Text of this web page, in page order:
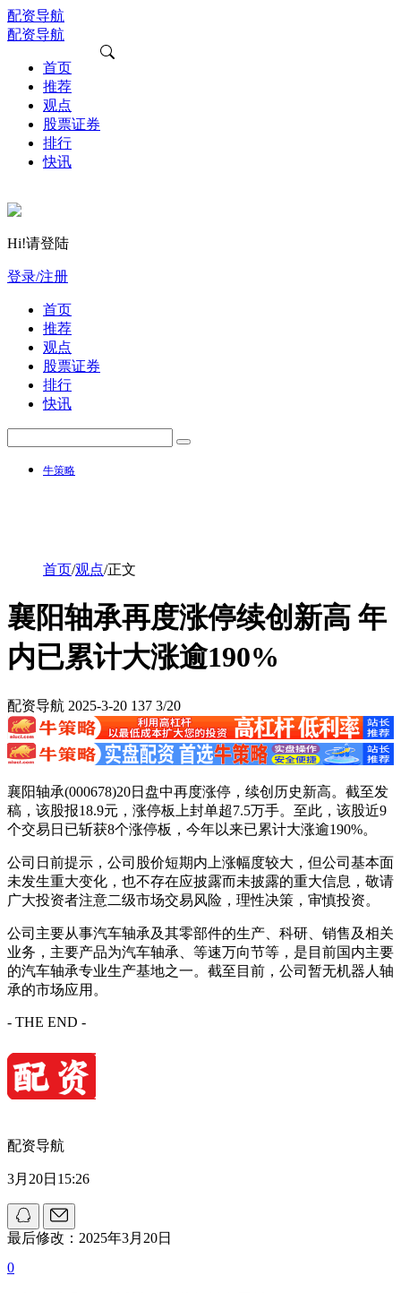
配资导航
配资导航
首页
推荐
观点
股票证券
排行
快讯
Hi!请登陆
登录/注册
首页
推荐
观点
股票证券
排行
快讯
牛策略
首页/观点/正文
襄阳轴承再度涨停续创新高 年
内已累计大涨逾190%
配资导航 2025-3-20 137 3/20
襄阳轴承(000678)20日盘中再度涨停，续创历史新高。截至发
稿，该股报18.9元，涨停板上封单超7.5万手。至此，该股近9
个交易日已斩获8个涨停板，今年以来已累计大涨逾190%。
公司日前提示，公司股价短期内上涨幅度较大，但公司基本面
未发生重大变化，也不存在应披露而未披露的重大信息，敬请
广大投资者注意二级市场交易风险，理性决策，审慎投资。
公司主要从事汽车轴承及其零部件的生产、科研、销售及相关
业务，主要产品为汽车轴承、等速万向节等，是目前国内主要
的汽车轴承专业生产基地之一。截至目前，公司暂无机器人轴
承的市场应用。
- THE END -
配资导航
3月20日15:26
最后修改：2025年3月20日
0